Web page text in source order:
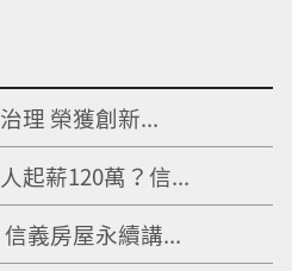
理 榮獲創新...
起薪120萬？信...
義房屋永續講...